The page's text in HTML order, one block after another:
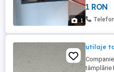
1
1 RON
utilaje
tâmplărie